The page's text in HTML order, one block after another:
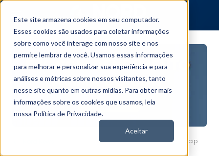
Este site armazena cookies em seu computador.
Esses cookies são usados para coletar informações
sobre como você interage com nosso site e nos
permite lembrar de você. Usamos essas informações
para melhorar e personalizar sua experiência e para
análises e métricas sobre nossos visitantes, tanto
nesse site quanto em outras mídias. Para obter mais
informações sobre os cookies que usamos, leia
nossa Política de Privacidade.
Aceitar
VILG11 anuncia venda de 19% de sua participação no Parque Logístico Osasco